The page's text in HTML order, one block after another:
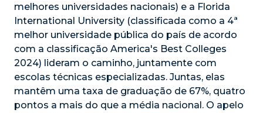
melhores universidades nacionais) e a Florida
International University (classificada como a 4ª
melhor universidade pública do país de acordo
com a classificação America's Best Colleges
2024) lideram o caminho, juntamente com
escolas técnicas especializadas. Juntas, elas
mantêm uma taxa de graduação de 67%, quatro
pontos a mais do que a média nacional. O apelo